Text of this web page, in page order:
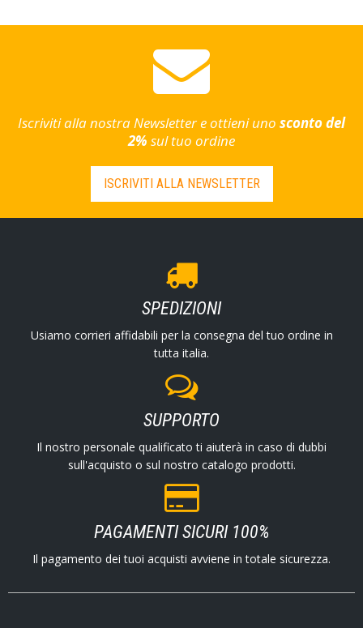
Iscriviti alla nostra Newsletter e ottieni uno sconto del
2% sul tuo ordine
ISCRIVITI ALLA NEWSLETTER
SPEDIZIONI
Usiamo corrieri affidabili per la consegna del tuo ordine in
tutta italia.
SUPPORTO
Il nostro personale qualificato ti aiuterà in caso di dubbi
sull'acquisto o sul nostro catalogo prodotti.
PAGAMENTI SICURI 100%
Il pagamento dei tuoi acquisti avviene in totale sicurezza.